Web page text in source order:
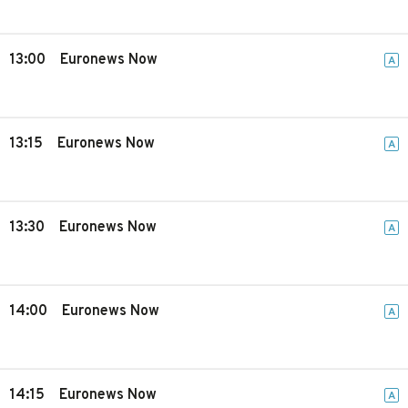
13:00 Euronews Now A
13:15 Euronews Now A
13:30 Euronews Now A
14:00 Euronews Now A
14:15 Euronews Now A